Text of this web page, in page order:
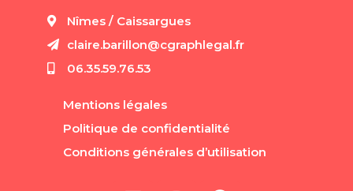
Nîmes / Caissargues
claire.barillon@cgraphlegal.fr
06.35.59.76.53
Mentions légales
Politique de confidentialité
Conditions générales d’utilisation